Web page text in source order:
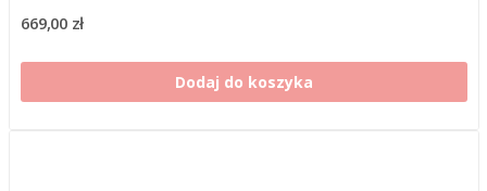
669,00 zł
Dodaj do koszyka